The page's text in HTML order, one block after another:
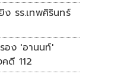
รร.เทพศิรินทร์
อง 'อานนท์'
ดี 112